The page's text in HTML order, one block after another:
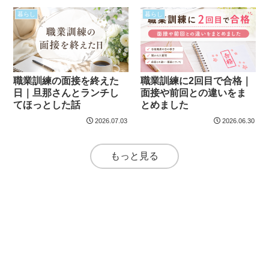
暮らし
職業訓練の面接を終えた
日｜旦那さんとランチし
てほっとした話
2026.07.03
暮らし
職業訓練に2回目で合格｜
面接や前回との違いをま
とめました
2026.06.30
もっと見る